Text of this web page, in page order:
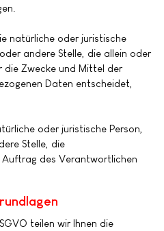
natürliche oder juristische
andere Stelle, die allein oder
die Zwecke und Mittel der
Daten entscheidet,
oder juristische Person,
Stelle, die
des Verantwortlichen
teilen wir Ihnen die